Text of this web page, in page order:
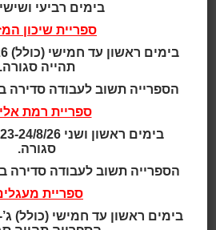
תאריך ושעה:
הקומיקאי דודו ארז (״ארץ
במופע סטנדאפ חכם וייחודי
השאלות החשובה ביותר: איך
התפתח האדם? איך נוצרו
האם העצלן הוא באמת עצלן?
את המופע כתב היוצר
תכניות העוסקות בהנגשת מדע
(״החפרנים״, ״מתחת לעור״,
בימים רביעי
ספריית שיכון
תהייה סגורה.
הספרייה תשוב לעבודה סדירה ביום
ספריית רמת
סגורה.
הספרייה תשוב לעבודה סדירה ביום
ספריית